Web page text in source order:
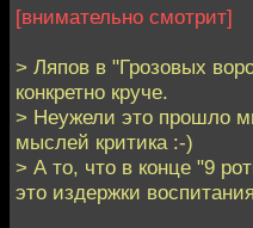
[внимательно смотрит]
> Ляпов в "Грозовых
конкретно круче.
> Неужели это прошло
мыслей критика :-)
> А то, что в конце "9
это издержки